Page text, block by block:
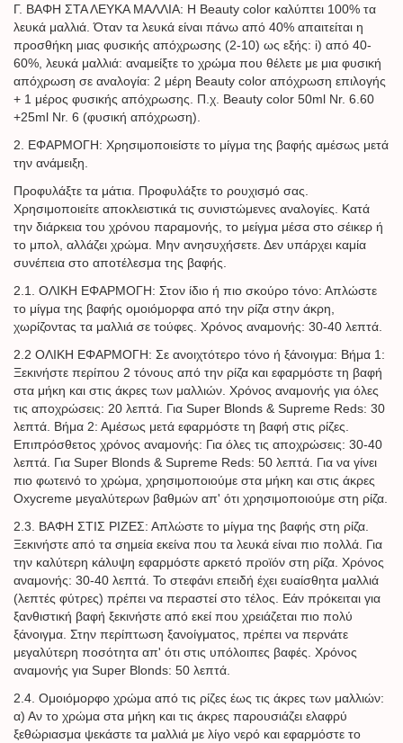
Γ. ΒΑΦΗ ΣΤΑ ΛΕΥΚΑ ΜΑΛΛΙΑ: H Beauty color καλύπτει 100% τα
λευκά μαλλιά. Όταν τα λευκά είναι πάνω από 40% απαιτείται η
προσθήκη μιας φυσικής απόχρωσης (2-10) ως εξής: i) από 40-
60%, λευκά μαλλιά: αναμείξτε το χρώμα που θέλετε με μια φυσική
απόχρωση σε αναλογία: 2 μέρη Beauty color απόχρωση επιλογής
+ 1 μέρος φυσικής απόχρωσης. Π.χ. Beauty color 50ml Nr. 6.60
+25ml Nr. 6 (φυσική απόχρωση).
2. ΕΦΑΡΜΟΓΗ: Χρησιμοποιείστε το μίγμα της βαφής αμέσως μετά
την ανάμειξη.
Προφυλάξτε τα μάτια. Προφυλάξτε το ρουχισμό σας.
Χρησιμοποιείτε αποκλειστικά τις συνιστώμενες αναλογίες. Κατά
την διάρκεια του χρόνου παραμονής, το μείγμα μέσα στο σέικερ ή
το μπολ, αλλάζει χρώμα. Μην ανησυχήσετε. Δεν υπάρχει καμία
συνέπεια στο αποτέλεσμα της βαφής.
2.1. ΟΛΙΚΗ ΕΦΑΡΜΟΓΗ: Στον ίδιο ή πιο σκούρο τόνο: Απλώστε
το μίγμα της βαφής ομοιόμορφα από την ρίζα στην άκρη,
χωρίζοντας τα μαλλιά σε τούφες. Χρόνος αναμονής: 30-40 λεπτά.
2.2 ΟΛΙΚΗ ΕΦΑΡΜΟΓΗ: Σε ανοιχτότερο τόνο ή ξάνοιγμα: Βήμα 1:
Ξεκινήστε περίπου 2 τόνους από την ρίζα και εφαρμόστε τη βαφή
στα μήκη και στις άκρες των μαλλιών. Χρόνος αναμονής για όλες
τις αποχρώσεις: 20 λεπτά. Για Super Blonds & Supreme Reds: 30
λεπτά. Βήμα 2: Αμέσως μετά εφαρμόστε τη βαφή στις ρίζες.
Επιπρόσθετος χρόνος αναμονής: Για όλες τις αποχρώσεις: 30-40
λεπτά. Για Super Blonds & Supreme Reds: 50 λεπτά. Για να γίνει
πιο φωτεινό το χρώμα, χρησιμοποιούμε στα μήκη και στις άκρες
Oxycreme μεγαλύτερων βαθμών απ' ότι χρησιμοποιούμε στη ρίζα.
2.3. ΒΑΦΗ ΣΤΙΣ ΡΙΖΕΣ: Απλώστε το μίγμα της βαφής στη ρίζα.
Ξεκινήστε από τα σημεία εκείνα που τα λευκά είναι πιο πολλά. Για
την καλύτερη κάλυψη εφαρμόστε αρκετό προϊόν στη ρίζα. Χρόνος
αναμονής: 30-40 λεπτά. Το στεφάνι επειδή έχει ευαίσθητα μαλλιά
(λεπτές φύτρες) πρέπει να περαστεί στο τέλος. Εάν πρόκειται για
ξανθιστική βαφή ξεκινήστε από εκεί που χρειάζεται πιο πολύ
ξάνοιγμα. Στην περίπτωση ξανοίγματος, πρέπει να περνάτε
μεγαλύτερη ποσότητα απ' ότι στις υπόλοιπες βαφές. Χρόνος
αναμονής για Super Blonds: 50 λεπτά.
2.4. Ομοιόμορφο χρώμα από τις ρίζες έως τις άκρες των μαλλιών:
α) Αν το χρώμα στα μήκη και τις άκρες παρουσιάζει ελαφρύ
ξεθώριασμα ψεκάστε τα μαλλιά με λίγο νερό και εφαρμόστε το